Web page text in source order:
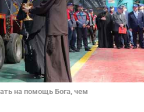
на помощь Бога, чем